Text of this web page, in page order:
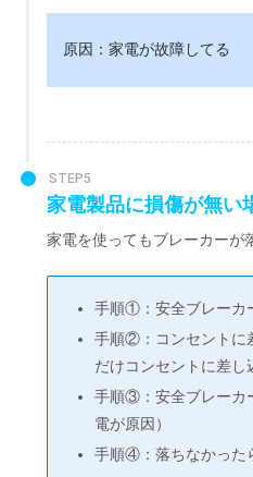
原因：家電が故障してる
STEP5
家電製品に損傷が無い
家電を使ってもブレーカーが
手順①：安全ブレーカ
手順②：コンセントに
だけコンセントに差し
手順③：安全ブレーカ
電が原因）
手順④：落ちなかった